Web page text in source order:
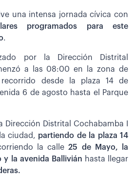
una intensa jornada cívica con
programados para este
.
por la Dirección Distrital
a las 08:00 en la zona de
desde la plaza 14 de
6 de agosto hasta el Parque
Dirección Distrital Cochabamba I
ciudad, partiendo de la plaza 14
la calle25 de Mayo, la
y la avenida Ballivián hasta llegar